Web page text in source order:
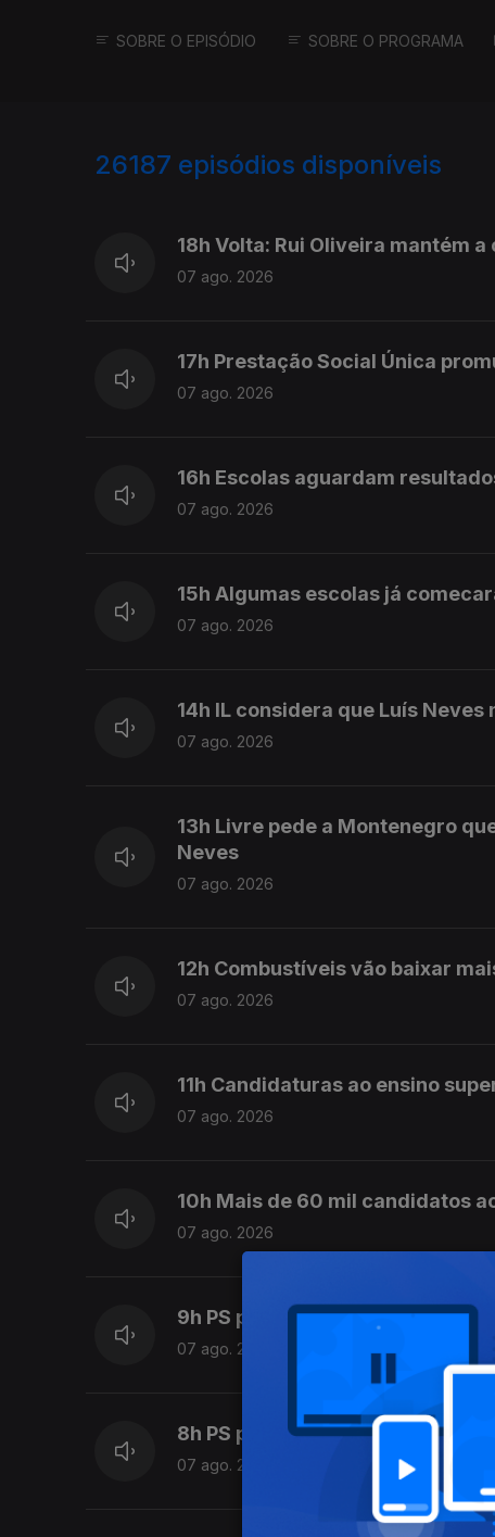
SOBRE O EPISÓDIO SOBRE O PROGRAMA
26187 episódios disponíveis
18h Volta: Rui Oliveira mantém
07 ago. 2026
17h Prestação Social Única
07 ago. 2026
16h Escolas aguardam
07 ago. 2026
15h Algumas escolas já
07 ago. 2026
14h IL considera que Luís
07 ago. 2026
13h Livre pede a Montenegro
Neves
07 ago. 2026
12h Combustíveis vão baixar
07 ago. 2026
11h Candidaturas ao ensino
07 ago. 2026
10h Mais de 60 mil candidatos
07 ago. 2026
9h PS pede a Montenegro que
07 ago. 2026
8h PS pede decisões ao
07 ago. 2026